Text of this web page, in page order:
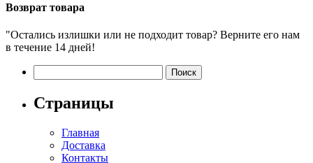
Возврат товара
"Остались излишки или не подходит товар? Верните его нам
в течение 14 дней!
Страницы
Главная
Доставка
Контакты